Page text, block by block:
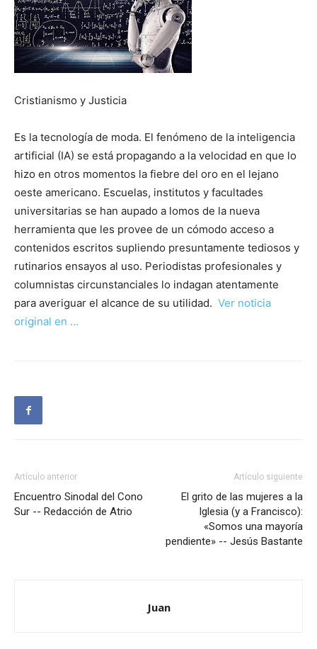
Cristianismo y Justicia
Es la tecnología de moda. El fenómeno de la inteligencia
artificial (IA) se está propagando a la velocidad en que lo
hizo en otros momentos la fiebre del oro en el lejano
oeste americano. Escuelas, institutos y facultades
universitarias se han aupado a lomos de la nueva
herramienta que les provee de un cómodo acceso a
contenidos escritos supliendo presuntamente tediosos y
rutinarios ensayos al uso. Periodistas profesionales y
columnistas circunstanciales lo indagan atentamente
para averiguar el alcance de su utilidad. Ver noticia
original en …
Artículo anterior
Encuentro Sinodal del Cono
Sur -- Redacción de Atrio
Artículo siguiente
El grito de las mujeres a la
Iglesia (y a Francisco):
«Somos una mayoría
pendiente» -- Jesús Bastante
Juan